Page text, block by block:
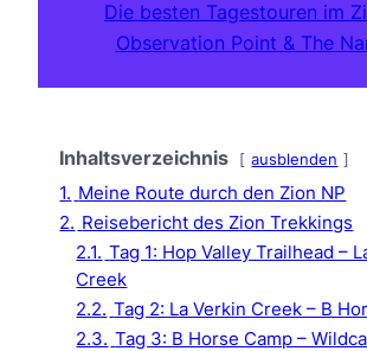
Die besten Tagestouren im
Observation Point & The
Inhaltsverzeichnis ausblenden
1. Meine Route durch den Zion NP
2. Reisebericht des Zion Trekkings
2.1. Tag 1: Hop Valley Trailhead –
Creek
2.2. Tag 2: La Verkin Creek – B
2.3. Tag 3: B Horse Camp –